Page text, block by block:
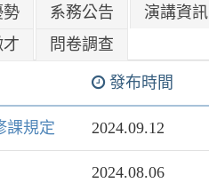
勢 系務公告
演講資訊
才 問卷調查
發布時間
課規定 2024.09.12
2024.08.06